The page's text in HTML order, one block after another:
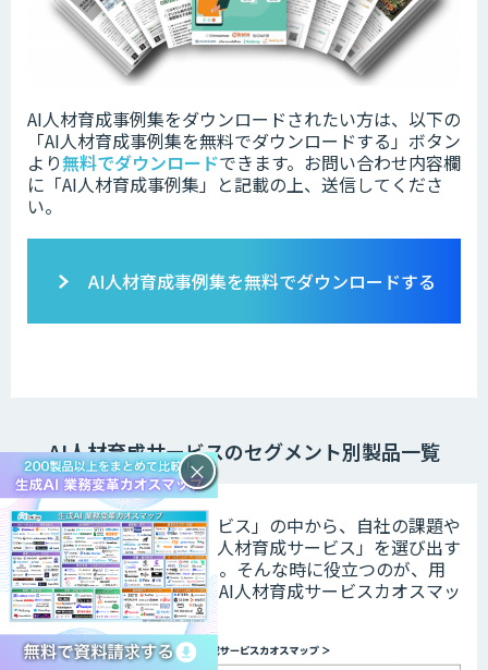
AI人材育成事例集をダウンロードされたい方は、以下の
「AI人材育成事例集を無料でダウンロードする」ボタン
より無料でダウンロードできます。 お問い合わせ内容欄
に「AI人材育成事例集」と記載の上、送信してくださ
い。
AI人材育成事例集を無料でダウンロードする
AI人材育成サービスのセグメント別製品一覧
数ある「AI人材育成サービス」の中から、自社の課題や
導入の目的にあった「AI人材育成サービス」を選び出す
のは容易ではありません。そんな時に役立つのが、用
途別にセグメントされたAI人材育成サービスカオスマッ
プです。
×